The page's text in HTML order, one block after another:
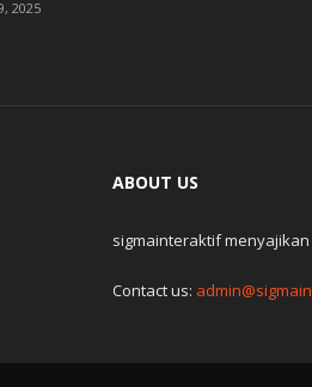
2025
ABOUT US
sigmainteraktif
Contact us: